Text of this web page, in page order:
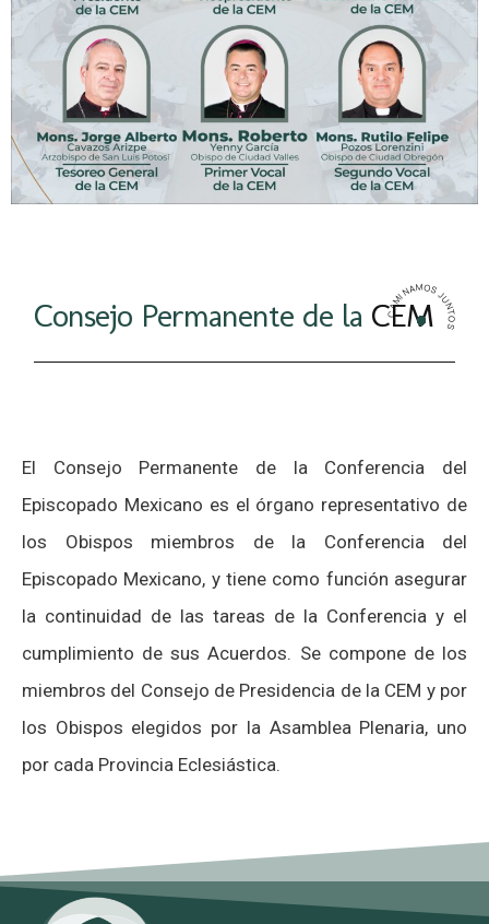
Consejo Permanente de la CEM
CAMINAMOS JUNTOS
El Consejo Permanente de la Conferencia del
Episcopado Mexicano es el órgano representativo de
los Obispos miembros de la Conferencia del
Episcopado Mexicano, y tiene como función asegurar
la continuidad de las tareas de la Conferencia y el
cumplimiento de sus Acuerdos. Se compone de los
miembros del Consejo de Presidencia de la CEM y por
los Obispos elegidos por la Asamblea Plenaria, uno
por cada Provincia Eclesiástica.